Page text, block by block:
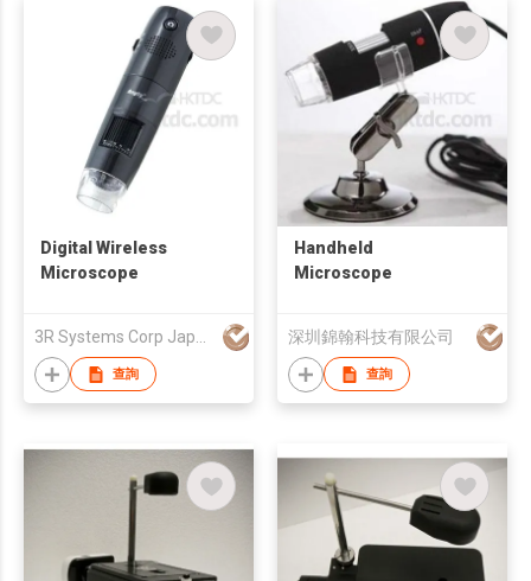
Digital Wireless
Microscope
3R Systems Corp Japan
查詢
Handheld
Microscope
深圳錦翰科技有限公司
查詢